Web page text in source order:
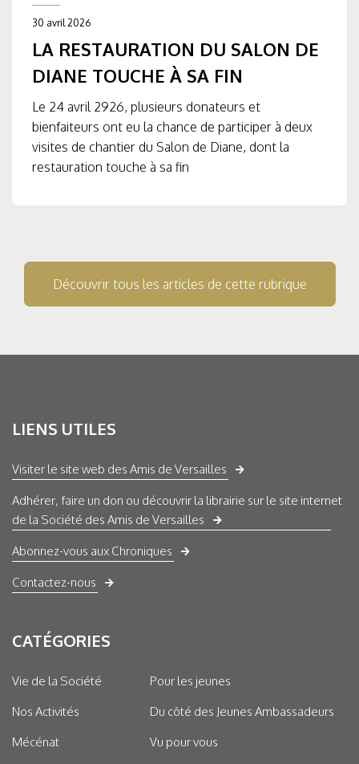
30 avril 2026
LA RESTAURATION DU SALON DE
DIANE TOUCHE À SA FIN
Le 24 avril 2926, plusieurs donateurs et
bienfaiteurs ont eu la chance de participer à deux
visites de chantier du Salon de Diane, dont la
restauration touche à sa fin
Découvrir tous les articles de cette rubrique
LIENS UTILES
Visiter le site web des Amis de Versailles
Adhérer, faire un don ou découvrir la librairie sur le site internet
de la Société des Amis de Versailles
Abonnez-vous aux Chroniques
Contactez-nous
CATÉGORIES
Vie de la Société
Nos Activités
Mécénat
Pour les jeunes
Du côté des Jeunes Ambassadeurs
Vu pour vous